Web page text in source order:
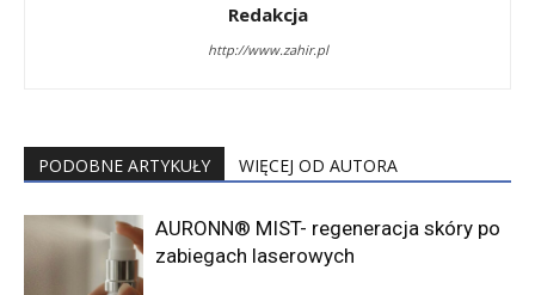
Redakcja
http://www.zahir.pl
PODOBNE ARTYKUŁY WIĘCEJ OD AUTORA
AURONN® MIST- regeneracja skóry po
zabiegach laserowych